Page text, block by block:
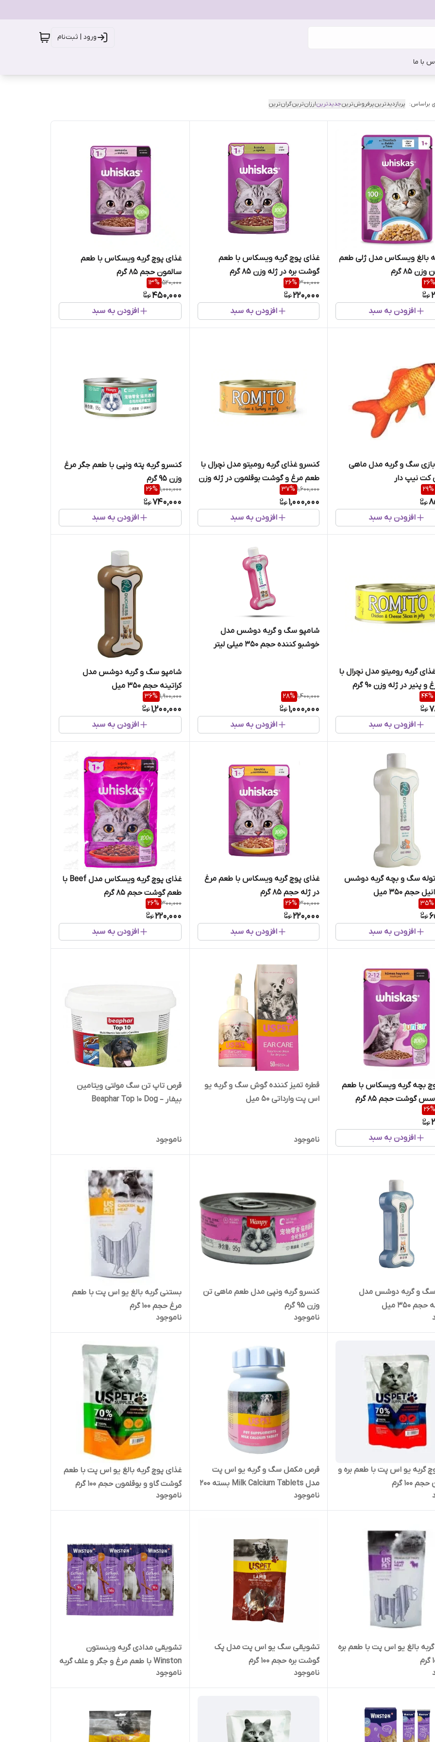
ورود | ثبت‌نام
با ما
براساس: پربازدیدترینپرفروش‌ترینجدیدترینارزان‌ترینگران‌ترین
بالغ ویسکاس مدل ژلی طعم
85 گرم
26%
افزودن به سبد
غذای پوچ گربه ویسکاس با طعم
گوشت بره در ژله وزن 85 گرم
300,000
26%
220,000
افزودن به سبد
غذای پوچ گربه ویسکاس با طعم
سالمون حجم 85 گرم
520,000
13%
450,000
افزودن به سبد
سگ و گربه مدل ماهی
کت نیپ دار
29%
افزودن به سبد
کنسرو غذای گربه رومیتو مدل نچرال با
طعم مرغ و گوشت بوقلمون در ژله وزن
90 گرم
1,600,000
37%
1,000,000
افزودن به سبد
کنسرو گربه پته ونپی با طعم جگر مرغ
وزن 95 گرم
1,000,000
26%
740,000
افزودن به سبد
گربه رومیتو مدل نچرال با
پنیر در ژله وزن 90 گرم
44%
افزودن به سبد
شامپو سگ و گربه دوشس مدل
خوشبو کننده حجم 350 میلی لیتر
1,400,000
28%
1,000,000
افزودن به سبد
شامپو سگ و گربه دوشس مدل
کراتینه حجم 350 میل
1,900,000
36%
1,200,000
افزودن به سبد
سگ و بچه گربه دوشس
حجم 350 میل
35%
افزودن به سبد
غذای پوچ گربه ویسکاس با طعم مرغ
در ژله حجم 85 گرم
300,000
26%
220,000
افزودن به سبد
غذای پوچ گربه ویسکاس مدل Beef با
طعم گوشت حجم 85 گرم
300,000
26%
220,000
افزودن به سبد
بچه گربه ویسکاس با طعم
گوشت حجم 85 گرم
26%
افزودن به سبد
قطره تمیز کننده گوش سگ و گربه یو
اس پت وارداتی 50 میل
ناموجود
قرص تاپ تن سگ مولتی ویتامین
بیفار – Beaphar Top 10 Dog
ناموجود
سگ و گربه دوشس مدل
350 میل
کنسرو گربه ونپی مدل طعم ماهی تن
وزن ۹۵ گرم
ناموجود
بستنی گربه بالغ یو اس پت با طعم
مرغ حجم 100 گرم
ناموجود
گربه یو اس پت با طعم بره و
100 گرم
قرص مکمل سگ و گربه یو اس پت
مدل Milk Calcium Tablets بسته 200
عددی
ناموجود
غذای پوچ گربه بالغ یو اس پت با طعم
گوشت گاو و بوقلمون حجم 100 گرم
ناموجود
بالغ یو اس پت با طعم بره
تشویقی سگ یو اس پت مدل پک
گوشت بره حجم 100 گرم
ناموجود
تشویقی مدادی گربه وینستون
Winston با طعم مرغ و جگر و علف گربه
ورق 10 عددی
ناموجود